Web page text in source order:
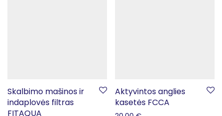
Skalbimo mašinos ir
indaplovės filtras
FITAQUA
Aktyvintos anglies
kasetės FCCA